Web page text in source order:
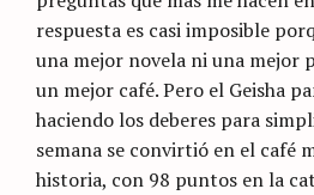
respuesta es casi imposible
una mejor novela ni una mejor
un mejor café. Pero el Geisha
haciendo los deberes para
semana se convirtió en el café
historia, con 98 puntos en la